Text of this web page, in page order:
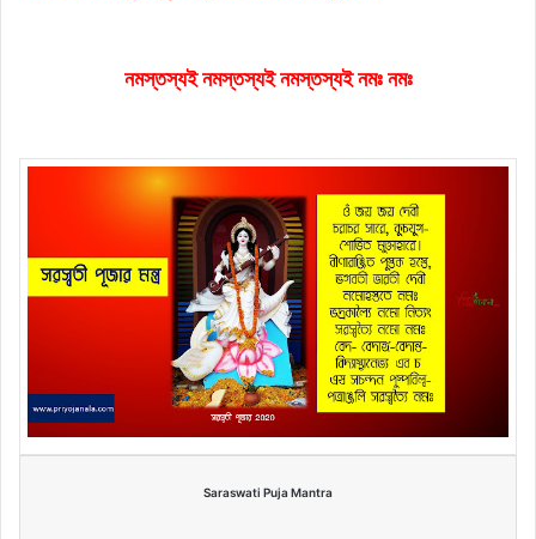
নমস্তস্যই নমস্তস্যই নমস্তস্যই নমঃ নমঃ
Saraswati Puja Mantra